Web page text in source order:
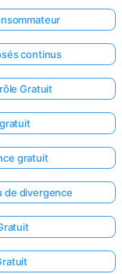
continus
Gratuit
gratuit
de divergence